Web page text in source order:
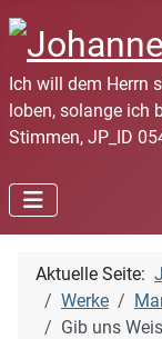
Ich will dem Herrn
loben, solange ich
Stimmen, JP_ID
Aktuelle Seite:
Werke
Gib uns